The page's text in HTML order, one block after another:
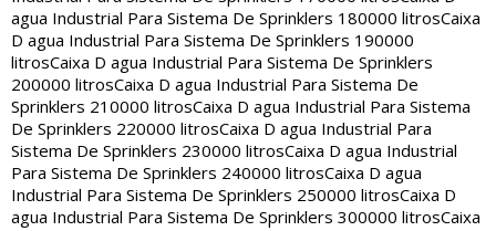
agua Industrial Para Sistema De Sprinklers 180000 litrosCaixa
D agua Industrial Para Sistema De Sprinklers 190000
litrosCaixa D agua Industrial Para Sistema De Sprinklers
200000 litrosCaixa D agua Industrial Para Sistema De
Sprinklers 210000 litrosCaixa D agua Industrial Para Sistema
De Sprinklers 220000 litrosCaixa D agua Industrial Para
Sistema De Sprinklers 230000 litrosCaixa D agua Industrial
Para Sistema De Sprinklers 240000 litrosCaixa D agua
Industrial Para Sistema De Sprinklers 250000 litrosCaixa D
agua Industrial Para Sistema De Sprinklers 300000 litrosCaixa